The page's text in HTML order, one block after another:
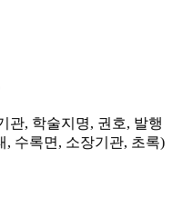
관, 학술지명, 권호, 발행
, 수록면, 소장기관, 초록)